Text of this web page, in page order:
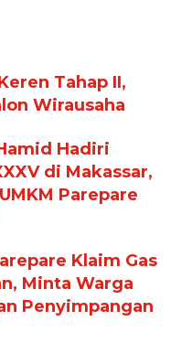
Tahap II,
Wirausaha
Hadiri
di Makassar,
Parepare
Klaim Gas
Minta Warga
Penyimpangan